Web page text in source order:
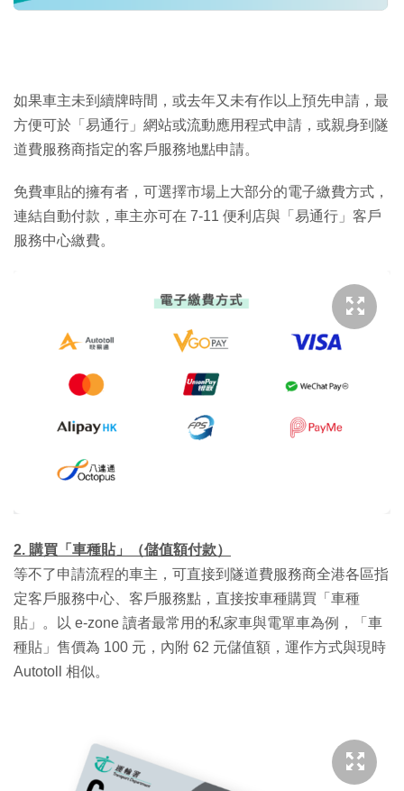
如果車主未到續牌時間，或去年又未有作以上預先申請，最
方便可於「易通行」網站或流動應用程式申請，或親身到隧
道費服務商指定的客戶服務地點申請。
免費車貼的擁有者，可選擇市場上大部分的電子繳費方式，
連結自動付款，車主亦可在 7-11 便利店與「易通行」客戶
服務中心繳費。
2. 購買「車種貼」（儲值額付款）
等不了申請流程的車主，可直接到隧道費服務商全港各區指
定客戶服務中心、客戶服務點，直接按車種購買「車種
貼」。以 e-zone 讀者最常用的私家車與電單車為例，「車
種貼」售價為 100 元，內附 62 元儲值額，運作方式與現時
Autotoll 相似。